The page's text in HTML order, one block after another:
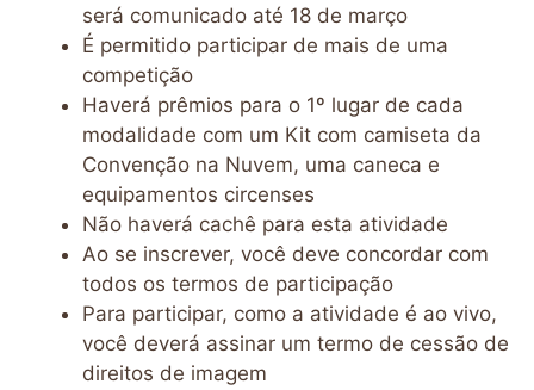
será comunicado até 18 de março
É permitido participar de mais de uma
competição
Haverá prêmios para o 1º lugar de cada
modalidade com um Kit com camiseta da
Convenção na Nuvem, uma caneca e
equipamentos circenses
Não haverá cachê para esta atividade
Ao se inscrever, você deve concordar com
todos os termos de participação
Para participar, como a atividade é ao vivo,
você deverá assinar um termo de cessão de
direitos de imagem